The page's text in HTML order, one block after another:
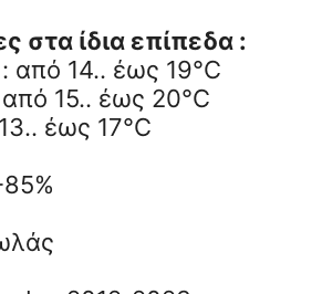
στα ίδια επίπεδα :
από 14.. έως 19°C
15.. έως 20°C
έως 17°C